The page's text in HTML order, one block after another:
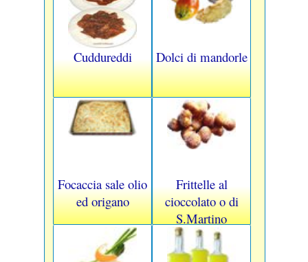
Cuddureddi Dolci di mandorle
Focaccia sale olio
ed origano
Frittelle al
cioccolato o di
S.Martino